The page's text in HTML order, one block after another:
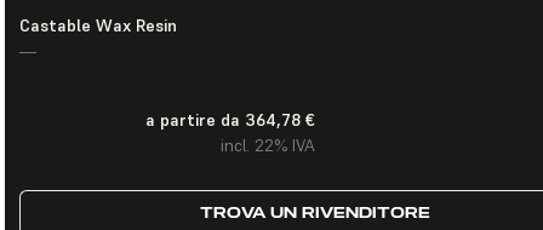
Castable Wax Resin
—
a partire da 364,78 €
incl. 22% IVA
TROVA UN RIVENDITORE